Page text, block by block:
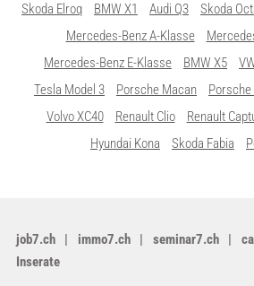
Skoda Elroq
BMW X1 Audi Q3 Skoda
Mercedes-Benz A-Klasse
Mercedes-Benz E-Klasse
BMW X5
Tesla Model 3
Porsche Macan Porsche
Volvo XC40
Renault Clio Renault
Hyundai Kona
Skoda Fabia
job7.ch immo7.ch seminar7.ch
Inserate